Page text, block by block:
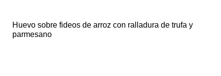
Huevo sobre fideos de arroz con ralladura de trufa y
parmesano